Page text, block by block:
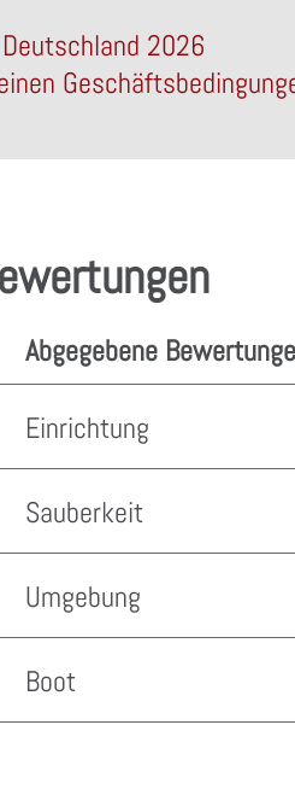
2026
Abgegebene
Einrichtung
Sauberkeit
Umgebung
Boot